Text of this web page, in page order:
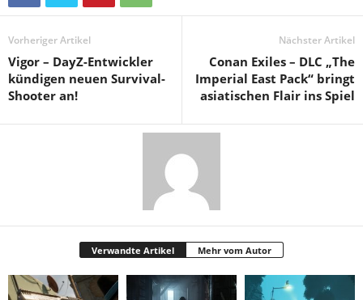
Vorheriger Artikel
Vigor – DayZ-Entwickler
kündigen neuen Survival-
Shooter an!
Nächster Artikel
Conan Exiles – DLC „The
Imperial East Pack“ bringt
asiatischen Flair ins Spiel
Verwandte Artikel Mehr vom Autor